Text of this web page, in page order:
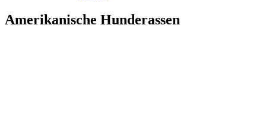
Amerikanische Hunderassen